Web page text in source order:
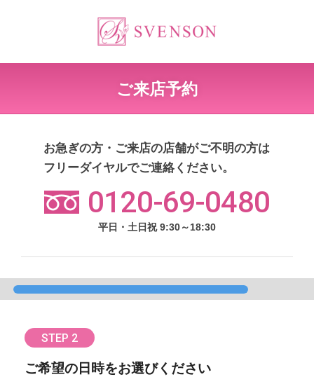
ご来店予約
お急ぎの方・ご来店の店舗がご不明の方は
フリーダイヤルでご連絡ください。
0120-69-0480
平日・土日祝 9:30～18:30
STEP 2
ご希望の日時をお選びください